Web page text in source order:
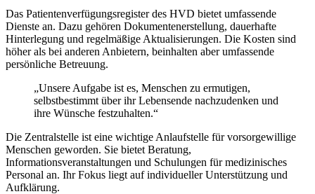
Das Patientenverfügungsregister des HVD bietet umfassende
Dienste an. Dazu gehören Dokumentenerstellung, dauerhafte
Hinterlegung und regelmäßige Aktualisierungen. Die Kosten sind
höher als bei anderen Anbietern, beinhalten aber umfassende
persönliche Betreuung.
„Unsere Aufgabe ist es, Menschen zu ermutigen,
selbstbestimmt über ihr Lebensende nachzudenken und
ihre Wünsche festzuhalten.“
Die Zentralstelle ist eine wichtige Anlaufstelle für vorsorgewillige
Menschen geworden. Sie bietet Beratung,
Informationsveranstaltungen und Schulungen für medizinisches
Personal an. Ihr Fokus liegt auf individueller Unterstützung und
Aufklärung.